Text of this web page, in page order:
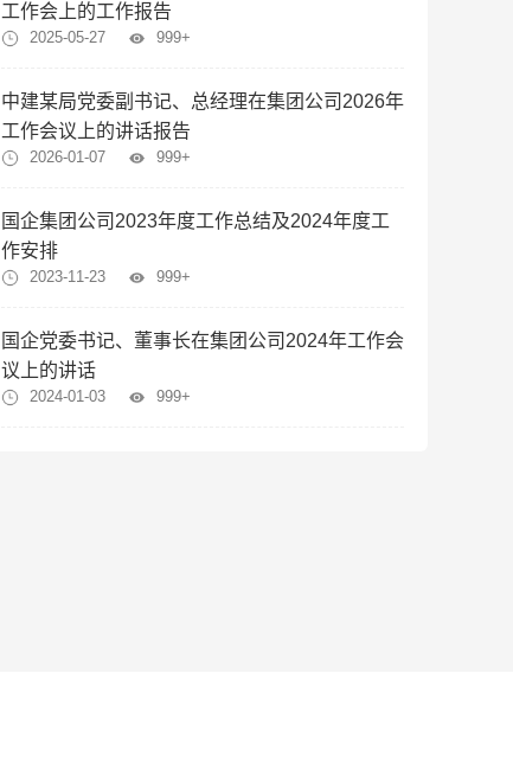
工作会上的工作报告
2025-05-27 999+
中建某局党委副书记、总经理在集团公司2026年
工作会议上的讲话报告
2026-01-07 999+
国企集团公司2023年度工作总结及2024年度工
作安排
2023-11-23 999+
国企党委书记、董事长在集团公司2024年工作会
议上的讲话
2024-01-03 999+